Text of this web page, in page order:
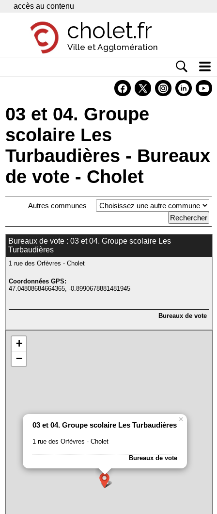
Panneau de gestion des cookies
accès au contenu
cholet.fr
Ville et Agglomération
Vivre à Cholet
Economie
03 et 04. Groupe
scolaire Les
Turbaudières - Bureaux
de vote - Cholet
Autres communes
Bureaux de vote : 03 et 04. Groupe scolaire Les
Turbaudières
1 rue des Orfèvres - Cholet
Coordonnées GPS:
47.04808684664365, -0.8990678881481945
Bureaux de vote
03 et 04. Groupe scolaire Les Turbaudières
1 rue des Orfèvres - Cholet
Bureaux de vote
×
+
−